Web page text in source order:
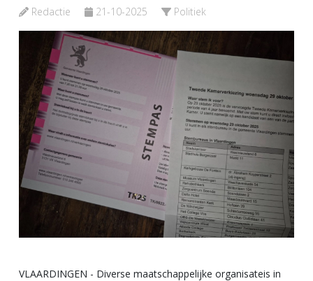
Redactie 21-10-2025 Politiek
VLAARDINGEN - Diverse maatschappelijke organisateis in